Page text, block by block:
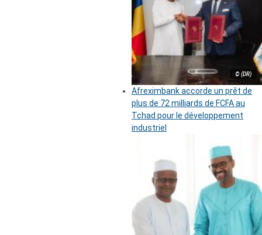
© (DR)
Afreximbank accorde un prêt de
plus de 72 milliards de FCFA au
Tchad pour le développement
industriel